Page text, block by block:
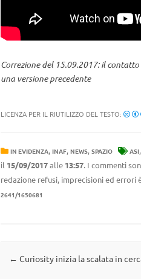
Correzione del 15.09.2017: il
una versione precedente
LICENZA PER IL RIUTILIZZO DEL TESTO:
IN EVIDENZA, INAF, NEWS, SPAZIO ASI,
il 15/09/2017alle 13:57. I commenti
redazione refusi, imprecisioni ed errori
2641/1650681
Navigazione articolo
← Curiosity inizia la scalata in